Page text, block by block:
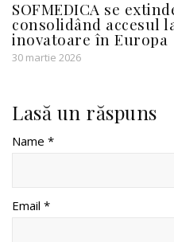
SOFMEDICA se
consolidând accesul
inovatoare în Europa
30 martie 2026
Lasă un răspuns
Name *
Email *